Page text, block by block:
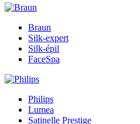
Braun
Silk-expert
Silk-épil
FaceSpa
Philips
Lumea
Satinelle Prestige